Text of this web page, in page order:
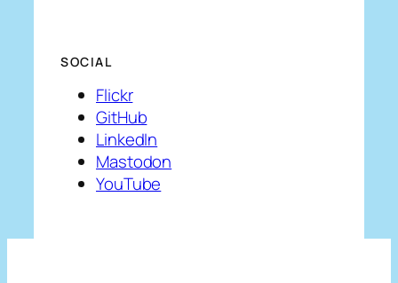
SOCIAL
Flickr
GitHub
LinkedIn
Mastodon
YouTube